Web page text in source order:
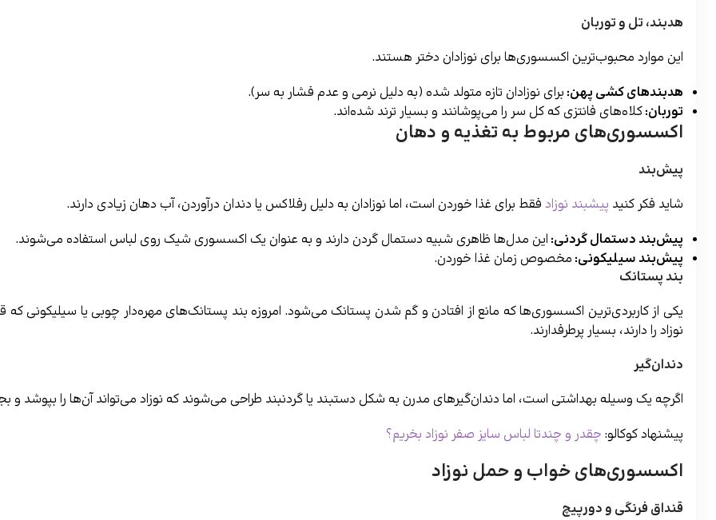
هدبند، تل و توربان
این موارد محبوب‌ترین اکسسوری‌ها برای نوزادان دختر هستند.
هدبندهای کشی پهن: برای نوزادان تازه متولد شده (به دلیل نرمی و عدم فشار به سر).
توربان:کلاه‌های فانتزی که کل سر را می‌پوشانند و بسیار ترند شده‌اند.
اکسسوری‌های مربوط به تغذیه و دهان
پیش‌بند
شاید فکر کنید پیشبند نوزاد فقط برای غذا خوردن است، اما نوزادان به دلیل رفلاکس یا دندان درآوردن، آب دهان زیادی دارند.
پیش‌بند دستمال گردنی: این مدل‌ها ظاهری شبیه دستمال گردن دارند و به عنوان یک اکسسوری شیک روی لباس استفاده می‌شوند.
پیش‌بند سیلیکونی: مخصوص زمان غذا خوردن.
بند پستانک
یکی از کاربردی‌ترین اکسسوری‌ها که مانع از افتادن و گم شدن پستانک می‌شود. امروزه بند پستانک‌های مهره‌دار چوبی یا سیلیکونی
نوزاد را دارند، بسیار پرطرفدارند.
دندان‌گیر
اگرچه یک وسیله بهداشتی است، اما دندان‌گیرهای مدرن به شکل دستبند یا گردنبند طراحی می‌شوند که نوزاد می‌تواند آن‌ها را بپوشد و
پیشنهاد کوکالو: چقدر و چندتا لباس سایز صفر نوزاد بخریم؟
اکسسوری‌های خواب و حمل نوزاد
قنداق فرنگی و دورپیچ